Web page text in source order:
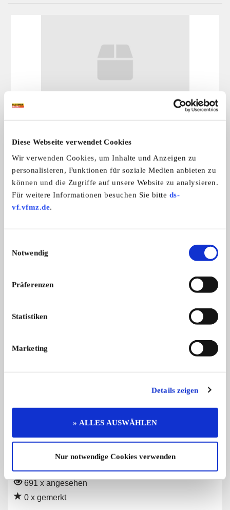
Diese Webseite verwendet Cookies
Wir verwenden Cookies, um Inhalte und Anzeigen zu
personalisieren, Funktionen für soziale Medien anbieten zu
können und die Zugriffe auf unsere Website zu analysieren.
Für weitere Informationen besuchen Sie bitte ds-
vf.vfmz.de.
Notwendig
Präferenzen
Statistiken
Marketing
Details zeigen
» ALLES AUSWÄHLEN
Nur notwendige Cookies verwenden
Das könnte Sie auch interessieren
ALLE ANZEIGEN
70er Jahre Zelt
Zelt, orange, 70er
Diese Anzeige empfehlen
691 x angesehen
0 x gemerkt